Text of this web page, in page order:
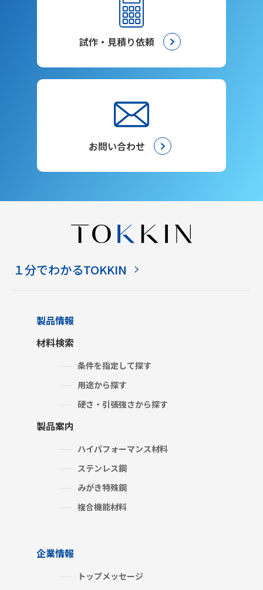
試作・見積り依頼
お問い合わせ
１分でわかるTOKKIN
製品情報
材料検索
条件を指定して探す
用途から探す
硬さ・引張強さから探す
製品案内
ハイパフォーマンス材料
ステンレス鋼
みがき特殊鋼
複合機能材料
企業情報
トップメッセージ